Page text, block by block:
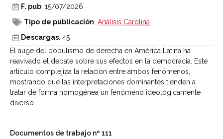
F. pub: 15/07/2026
Tipo de publicación: Análisis Carolina
Descargas: 45
El auge del populismo de derecha en América Latina ha
reavivado el debate sobre sus efectos en la democracia. Este
artículo complejiza la relación entre ambos fenómenos,
mostrando que las interpretaciones dominantes tienden a
tratar de forma homogénea un fenómeno ideológicamente
diverso.
Documentos de trabajo nº 111